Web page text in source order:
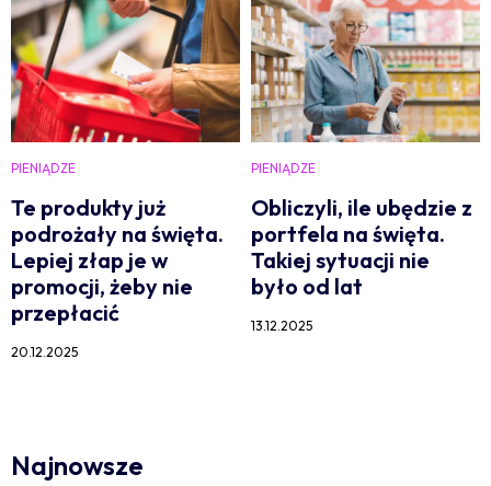
PIENIĄDZE
Te produkty już
podrożały na święta.
Lepiej złap je w
promocji, żeby nie
przepłacić
20.12.2025
PIENIĄDZE
Obliczyli, ile ubędzie z
portfela na święta.
Takiej sytuacji nie
było od lat
13.12.2025
Najnowsze